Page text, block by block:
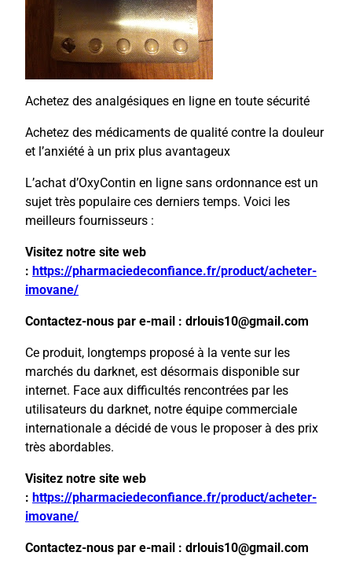
Achetez des analgésiques en ligne en toute sécurité
Achetez des médicaments de qualité contre la douleur
et l’anxiété à un prix plus avantageux
L’achat d’OxyContin en ligne sans ordonnance est un
sujet très populaire ces derniers temps. Voici les
meilleurs fournisseurs :
Visitez notre site web
: https://pharmaciedeconfiance.fr/product/acheter-
imovane/
Contactez-nous par e-mail : drlouis10@gmail.com
Ce produit, longtemps proposé à la vente sur les
marchés du darknet, est désormais disponible sur
internet. Face aux difficultés rencontrées par les
utilisateurs du darknet, notre équipe commerciale
internationale a décidé de vous le proposer à des prix
très abordables.
Visitez notre site web
: https://pharmaciedeconfiance.fr/product/acheter-
imovane/
Contactez-nous par e-mail : drlouis10@gmail.com